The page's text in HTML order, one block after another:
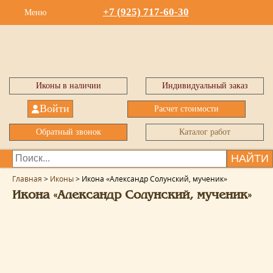
Меню +7 (925) 717-60-30
Иконы в наличии Индивидуальный заказ
Войти Расчет стоимости
Обратный звонок Каталог работ
НАЙТИ
Главная > Иконы> Икона «Александр Солунский, мученик»
Икона «Александр Солунский, мученик»